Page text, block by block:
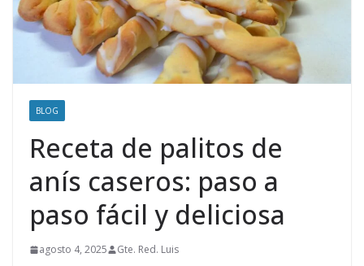
BLOG
Receta de palitos de
anís caseros: paso a
paso fácil y deliciosa
agosto 4, 2025 Gte. Red. Luis